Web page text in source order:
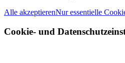
Alle akzeptierenNur essentielle
Cookie- und